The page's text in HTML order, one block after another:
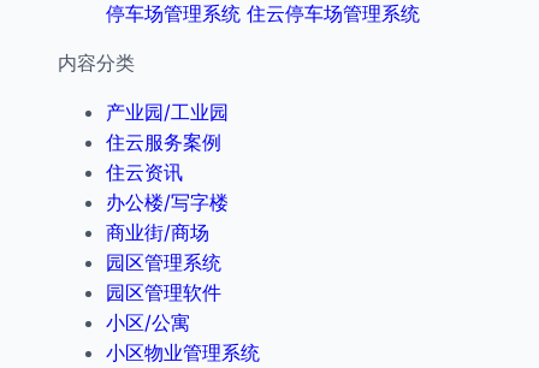
停车场管理系统 住云停车场管理系统
内容分类
产业园/工业园
住云服务案例
住云资讯
办公楼/写字楼
商业街/商场
园区管理系统
园区管理软件
小区/公寓
小区物业管理系统